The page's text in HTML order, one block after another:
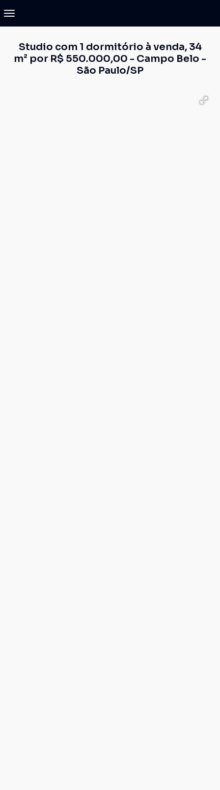
Studio com 1 dormitório à venda, 34
m² por R$ 550.000,00 - Campo Belo -
São Paulo/SP